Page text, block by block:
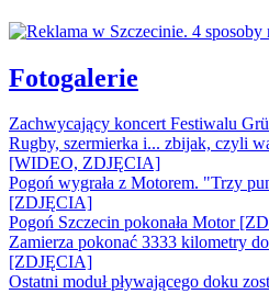
Fotogalerie
Zachwycający koncert Festiwalu
Rugby, szermierka i... zbijak, czyli
[WIDEO, ZDJĘCIA]
Pogoń wygrała z Motorem. "Trzy
[ZDJĘCIA]
Pogoń Szczecin pokonała Motor
Zamierza pokonać 3333 kilometry
[ZDJĘCIA]
Ostatni moduł pływającego doku